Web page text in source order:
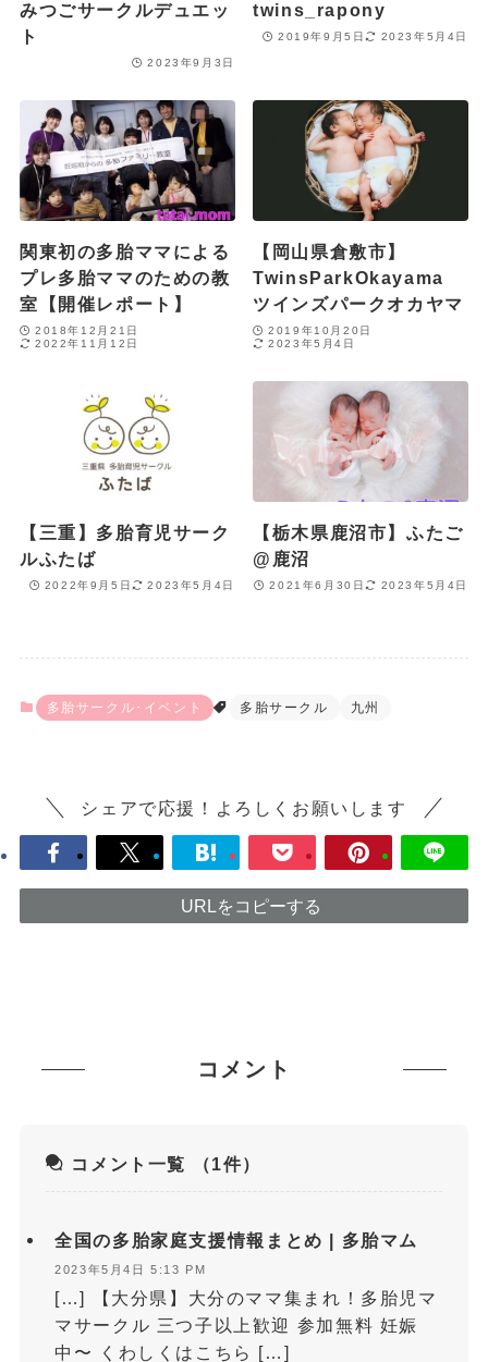
多胎サークル･イベント 多胎サークル 九州
シェアで応援！よろしくお願いします
URLをコピーする
みつごサークルデュエッ
ト
2023年9月3日
twins_rapony
2019年9月5日 2023年5月4日
関東初の多胎ママによる
プレ多胎ママのための教
室【開催レポート】
2018年12月21日
2022年11月12日
【岡山県倉敷市】
TwinsParkOkayama
ツインズパークオカヤマ
2019年10月20日
2023年5月4日
【三重】多胎育児サーク
ルふたば
2022年9月5日 2023年5月4日
【栃木県鹿沼市】ふたご
@鹿沼
2021年6月30日 2023年5月4日
コメント
コメント一覧 （1件）
全国の多胎家庭支援情報まとめ | 多胎マム
2023年5月4日 5:13 PM
[…] 【大分県】大分のママ集まれ！多胎児マ
マサークル 三つ子以上歓迎 参加無料 妊娠
中〜 くわしくはこちら […]